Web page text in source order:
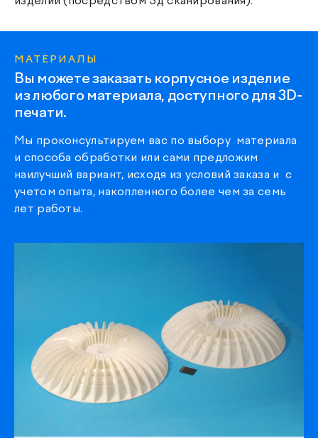
МАТЕРИАЛЫ
Вы можете заказать корпусное изделие
из любого материала, доступного для 3D-
печати.
Мы проконсультируем вас по выбору материала
и способа обработки или сами предложим
наилучший вариант, исходя из условий заказа и с
учетом опыта, накопленного более чем за семь
лет работы.